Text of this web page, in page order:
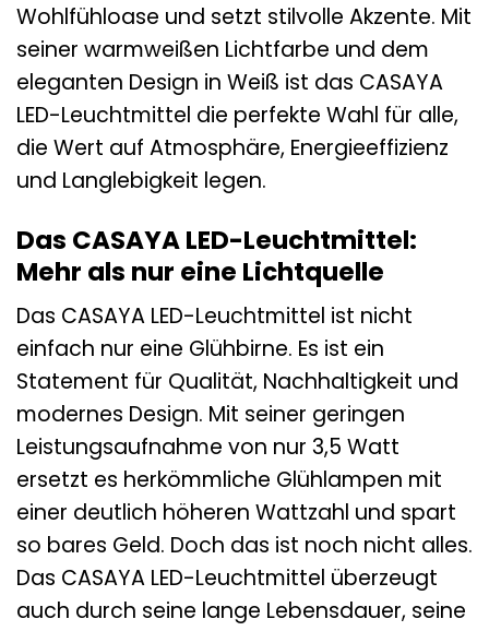
Wohlfühloase und setzt stilvolle Akzente. Mit
seiner warmweißen Lichtfarbe und dem
eleganten Design in Weiß ist das CASAYA
LED-Leuchtmittel die perfekte Wahl für alle,
die Wert auf Atmosphäre, Energieeffizienz
und Langlebigkeit legen.
Das CASAYA LED-Leuchtmittel:
Mehr als nur eine Lichtquelle
Das CASAYA LED-Leuchtmittel ist nicht
einfach nur eine Glühbirne. Es ist ein
Statement für Qualität, Nachhaltigkeit und
modernes Design. Mit seiner geringen
Leistungsaufnahme von nur 3,5 Watt
ersetzt es herkömmliche Glühlampen mit
einer deutlich höheren Wattzahl und spart
so bares Geld. Doch das ist noch nicht alles.
Das CASAYA LED-Leuchtmittel überzeugt
auch durch seine lange Lebensdauer, seine